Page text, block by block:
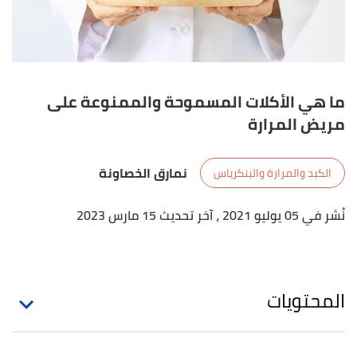
ما هي الأكلات المسموحة والممنوعة على
مريض المرارة
الكبد والمرارة والبنكرياس
نمارق الخصاونة
نُشر في 05 يوليو 2021
، آخر تحديث 15 مارس 2023
المحتويات